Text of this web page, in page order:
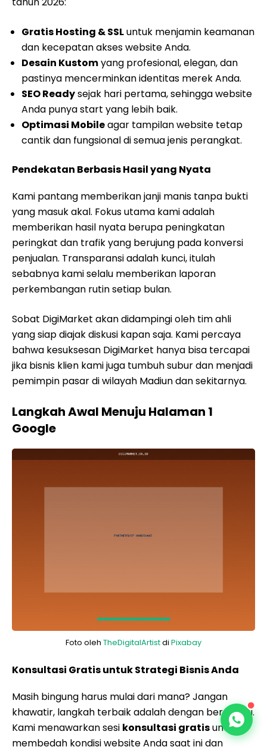
Gratis Hosting & SSLuntuk menjamin keamanan
dan kecepatan akses website Anda.
Desain Kustomyang profesional, elegan, dan
pastinya mencerminkan identitas merek Anda.
SEO Readysejak hari pertama, sehingga website
Anda punya start yang lebih baik.
Optimasi Mobileagar tampilan website tetap
cantik dan fungsional di semua jenis perangkat.
Pendekatan Berbasis Hasil yang Nyata
Kami pantang memberikan janji manis tanpa bukti
yang masuk akal. Fokus utama kami adalah
memberikan hasil nyata berupa peningkatan
peringkat dan trafik yang berujung pada konversi
penjualan. Transparansi adalah kunci, itulah
sebabnya kami selalu memberikan laporan
perkembangan rutin setiap bulan.
Sobat DigiMarket akan didampingi oleh tim ahli
yang siap diajak diskusi kapan saja. Kami percaya
bahwa kesuksesan DigiMarket hanya bisa tercapai
jika bisnis klien kami juga tumbuh subur dan menjadi
pemimpin pasar di wilayah Madiun dan sekitarnya.
Langkah Awal Menuju Halaman 1
Google
Foto oleh TheDigitalArtistdi Pixabay
Konsultasi Gratis untuk Strategi Bisnis Anda
Masih bingung harus mulai dari mana? Jangan
khawatir, langkah terbaik adalah dengan berdiskusi.
Kami menawarkan sesi konsultasi gratisuntuk
membedah kondisi website Anda saat ini dan